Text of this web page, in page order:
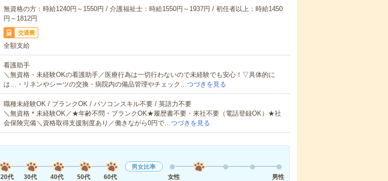
無資格の方：時給1240円～1550円 / 介護福祉士：時給1550円～1937円 / 初任者以上：時給1450
円～1812円
交通費
全額支給
看護助手
＼無資格・未経験OKの看護助手／医療行為は一切行わないので未経験でも安心！▽具体的に
は…・リネンやシーツの交換・病院内の備品管理やチェック…つづきを見る
職種未経験OK / ブランクOK / パソコンスキル不要 / 英語力不要
＼無資格＊未経験OK／★年齢不問・ブランクOK★履歴書不要・来社不要（電話登録OK）★社
会保険完備＼資格取得支援制度あり／働きながら0円で…つづきを見る
20代
30代 40代 50代 60代
男女比率
女性
男性